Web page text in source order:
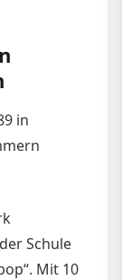
in
Schule
Mit 10